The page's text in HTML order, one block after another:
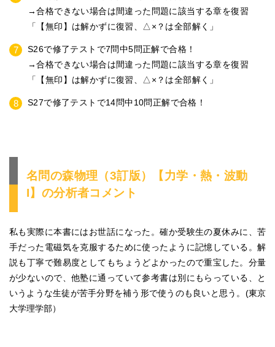
→合格できない場合は間違った問題に該当する章を復習
「【無印】は解かずに復習、△×？は全部解く」
S26で修了テストで7問中5問正解で合格！
→合格できない場合は間違った問題に該当する章を復習
「【無印】は解かずに復習、△×？は全部解く」
S27で修了テストで14問中10問正解で合格！
名問の森物理（3訂版）【力学・熱・波動
I】の分析者コメント
私も実際に本書にはお世話になった。確か受験生の夏休みに、苦
手だった電磁気を克服するために使ったように記憶している。解
説も丁寧で難易度としてもちょうどよかったので重宝した。分量
が少ないので、他塾に通っていて参考書は別にもらっている、と
いうような生徒が苦手分野を補う形で使うのも良いと思う。(東京
大学理学部）